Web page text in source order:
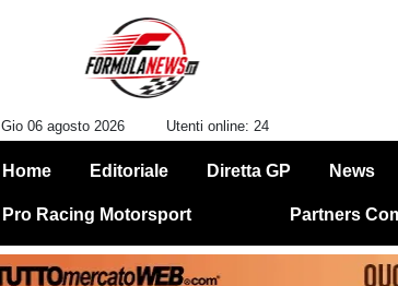
Gio 06 agosto 2026 Utenti online: 24
Home Editoriale Diretta GP News
Pro Racing Motorsport Partners